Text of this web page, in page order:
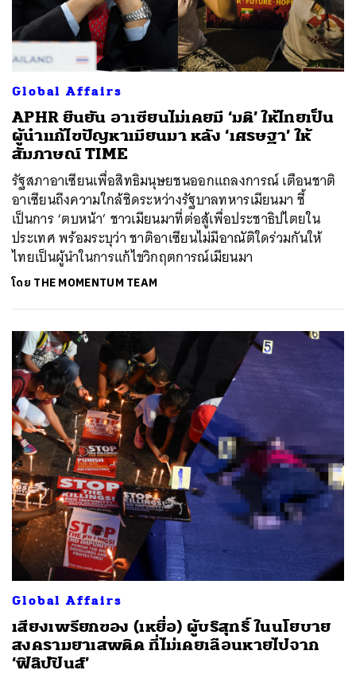
Global Affairs
APHR ยืนยัน อาเซียนไม่เคยมี ‘มติ’ ให้ไทยเป็น
ผู้นำแก้ไขปัญหาเมียนมา หลัง ‘เศรษฐา’ ให้
สัมภาษณ์ TIME
รัฐสภาอาเซียนเพื่อสิทธิมนุษยชนออกแถลงการณ์ เตือนชาติ
อาเซียนถึงความใกล้ชิดระหว่างรัฐบาลทหารเมียนมา ชี้
เป็นการ ‘ตบหน้า’ ชาวเมียนมาที่ต่อสู้เพื่อประชาธิปไตยใน
ประเทศ พร้อมระบุว่า ชาติอาเซียนไม่มีอาณัติใดร่วมกันให้
ไทยเป็นผู้นำในการแก้ไขวิกฤตการณ์เมียนมา
โดย THE MOMENTUM TEAM
Global Affairs
เสียงเพรียกของ (เหยื่อ) ผู้บริสุทธิ์ ในนโยบาย
สงครามยาเสพติด ที่ไม่เคยเลือนหายไปจาก
‘ฟิลิปปินส์’